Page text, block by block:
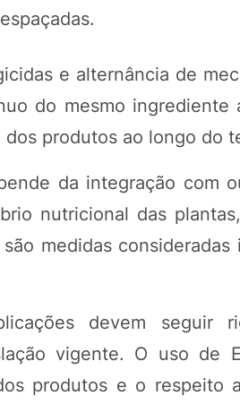
e alternância de
do mesmo ingrediente
produtos ao longo do
da integração com
nutricional das
medidas consideradas
devem seguir
vigente. O uso de
produtos e o respeito